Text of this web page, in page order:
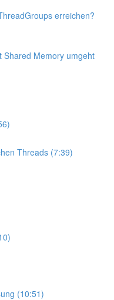
erreichen?
Shared Memory umgeht
Threads (7:39)
(10:51)